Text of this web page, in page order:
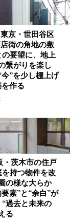
京・世田谷区
街の角地の敷
要望に、地上
繋がりを楽し
”を少し棚上げ
作る
茨木市の住戸
持つ物件を改
の様な大らか
素”と“余白”が
過去と未来の
る